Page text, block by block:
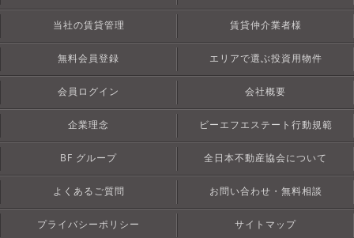
当社の賃貸管理 賃貸仲介業者様
無料会員登録 エリアで選ぶ投資用物件
会員ログイン 会社概要
企業理念 ビーエフエステート行動規範
BF グループ 全日本不動産協会について
よくあるご質問 お問い合わせ・無料相談
プライバシーポリシー サイトマップ